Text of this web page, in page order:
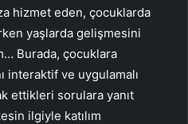
hizmet eden, çocuklarda
yaşlarda gelişmesini
Burada, çocuklara
interaktif ve uygulamalı
ettikleri sorulara yanıt
ilgiyle katılım